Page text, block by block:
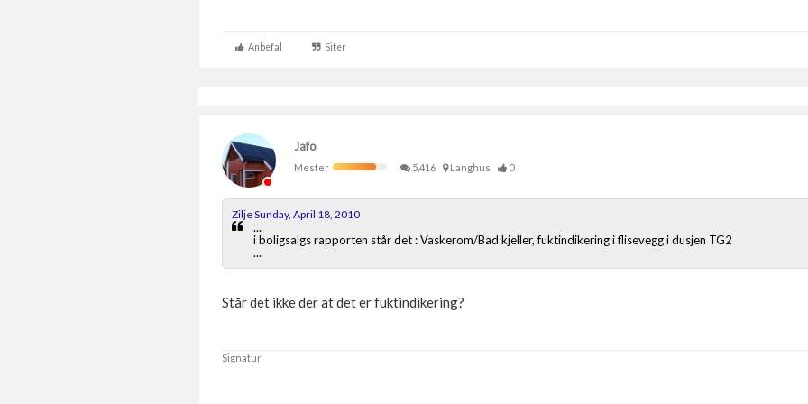
Anbefal Siter
Jafo
Mester
5,416 Langhus 0
Zilje Sunday, April 18, 2010
...
i boligsalgs rapporten står det : Vaskerom/Bad kjeller, fuktindikering i flisevegg i dusjen TG2
...
Står det ikke der at det er fuktindikering?
Signatur